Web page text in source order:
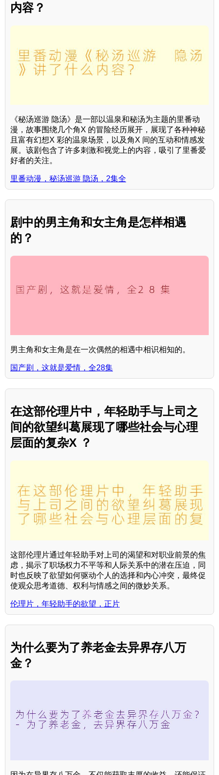
内容？
《秘汤巡游 隐汤》是一部以温泉和秘汤为主题的里番动
漫，故事围绕几个角X 的冒险经历展开，展现了各种神秘
且富有幻想X 彩的温泉场景，以及角X 间的互动和情感发
展。该剧包含了许多刺激和视觉上的内容，吸引了里番爱
好者的关注。
里番动漫，秘汤巡游 隐汤，2集全
剧中的男主角和女主角是怎样相遇
的？
男主角和女主角是在一次偶然的相遇中相识相知的。
国产剧，这就是爱情，全28集
在这部伦理片中，年轻助手与上司之
间的欲望纠葛展现了哪些社会与心理
层面的复杂X ？
这部伦理片通过年轻助手对上司的渴望和对职业前景的焦
虑，揭示了职场权力不平等和人际关系中的潜在压迫，同
时也反映了欲望如何驱动个人的选择和内心冲突，最终促
使观众思考道德、权利与情感之间的微妙关系。
伦理片，年轻助手的欲望，正片
为什么要为了养老金去异界存八万
金？